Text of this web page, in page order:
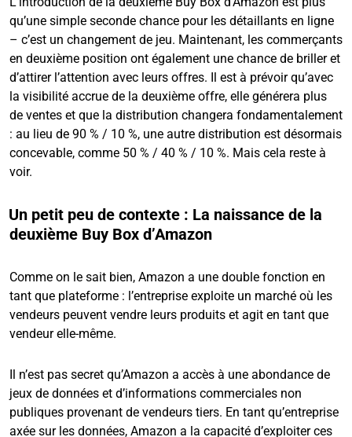
qu’une simple seconde chance pour les détaillants en ligne
– c’est un changement de jeu. Maintenant, les commerçants
en deuxième position ont également une chance de briller et
d’attirer l’attention avec leurs offres. Il est à prévoir qu’avec
la visibilité accrue de la deuxième offre, elle générera plus
de ventes et que la distribution changera fondamentalement
: au lieu de 90 % / 10 %, une autre distribution est désormais
concevable, comme 50 % / 40 % / 10 %. Mais cela reste à
voir.
Un petit peu de contexte : La naissance de la
deuxième Buy Box d’Amazon
Comme on le sait bien, Amazon a une double fonction en
tant que plateforme : l’entreprise exploite un marché où les
vendeurs peuvent vendre leurs produits et agit en tant que
vendeur elle-même.
Il n’est pas secret qu’Amazon a accès à une abondance de
jeux de données et d’informations commerciales non
publiques provenant de vendeurs tiers. En tant qu’entreprise
axée sur les données, Amazon a la capacité d’exploiter ces